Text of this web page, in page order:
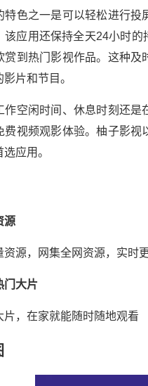
特色之一是可以轻松进行投
该应用还保持全天24小时
赏到热门影视作品。这种
片和节目。
作空闲时间、休息时刻还
费视频观影体验。柚子影
应用。
源
资源，网集全网资源，实时
门大片
片，在家就能随时随地观看